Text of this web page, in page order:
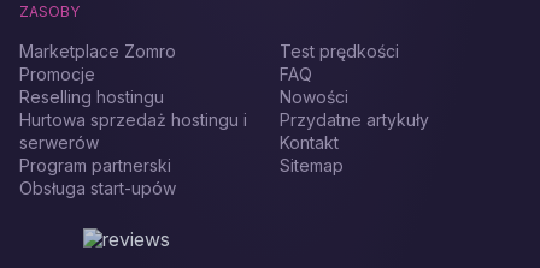
ZASOBY
Marketplace Zomro
Promocje
Reselling hostingu
Hurtowa sprzedaż hostingu i
serwerów
Program partnerski
Obsługa start-upów
Test prędkości
FAQ
Nowości
Przydatne artykuły
Kontakt
Sitemap